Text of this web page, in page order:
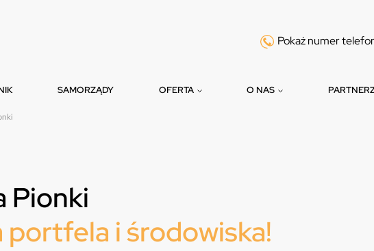
Pokaż numer
SAMORZĄDY OFERTA O NAS
Pionki
portfela i środowiska!